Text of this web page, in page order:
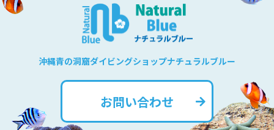
沖縄青の洞窟ダイビングショップナチュラルブルー
お問い合わせ